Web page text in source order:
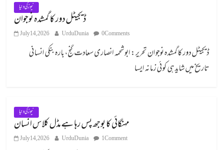
نیوز کی دنیا
ڈیجیٹل دور کا گمشدہ نوجوان
July 14, 2026 UrduDunia 0 Comments
ڈیجیٹل دور کا گمشدہ نوجوان تحریر: ابوشحمہ انصاری سعادت گنج، بارہ بنکی انسانی
تاریخ میں شاید ہی کوئی زمانہ ایسا
نیوز کی دنیا
مہنگائی کا بوجھ پس رہا ہے مڈل کلاس انسان
July 14, 2026 UrduDunia 1 Comment